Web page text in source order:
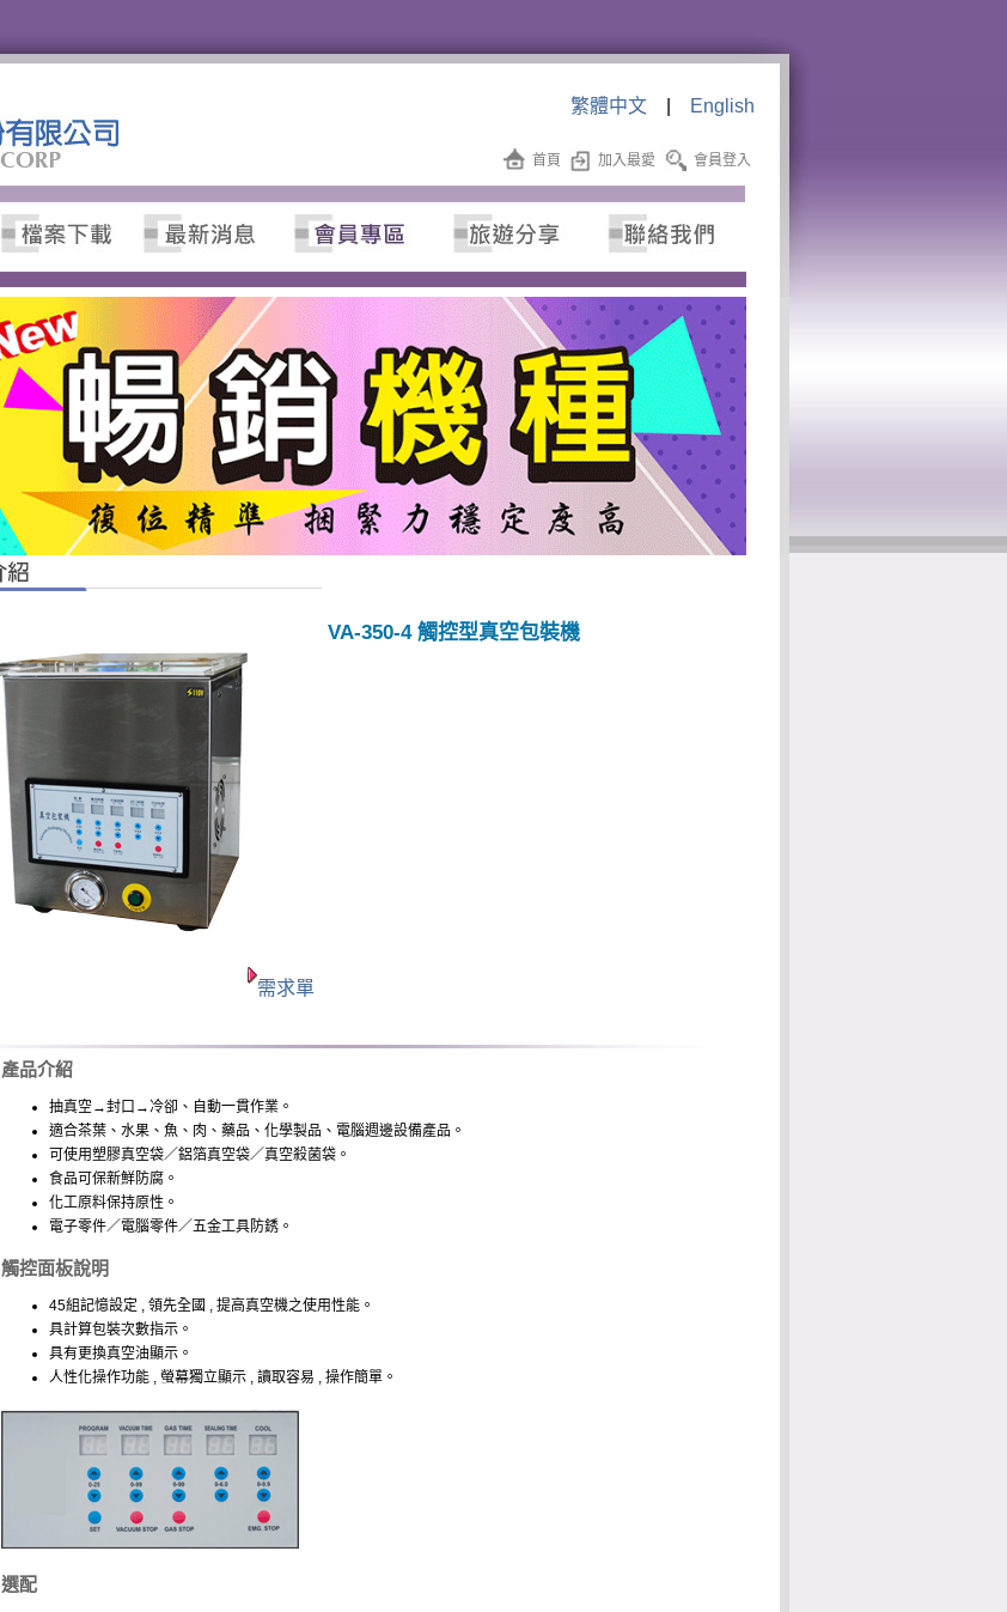
繁體中文| English
首頁 加入最愛 會員登入
需求單
VA-350-4 觸控型真空包裝機
產品介紹
抽真空→封口→冷卻、自動一貫作業。
適合茶葉、水果、魚、肉、藥品、化學製品、電腦週邊設備產品。
可使用塑膠真空袋／鋁箔真空袋／真空殺菌袋。
食品可保新鮮防腐。
化工原料保持原性。
電子零件／電腦零件／五金工具防銹。
觸控面板說明
45組記憶設定 , 領先全國 , 提高真空機之使用性能。
具計算包裝次數指示。
具有更換真空油顯示。
人性化操作功能 , 螢幕獨立顯示 , 讀取容易 , 操作簡單。
選配